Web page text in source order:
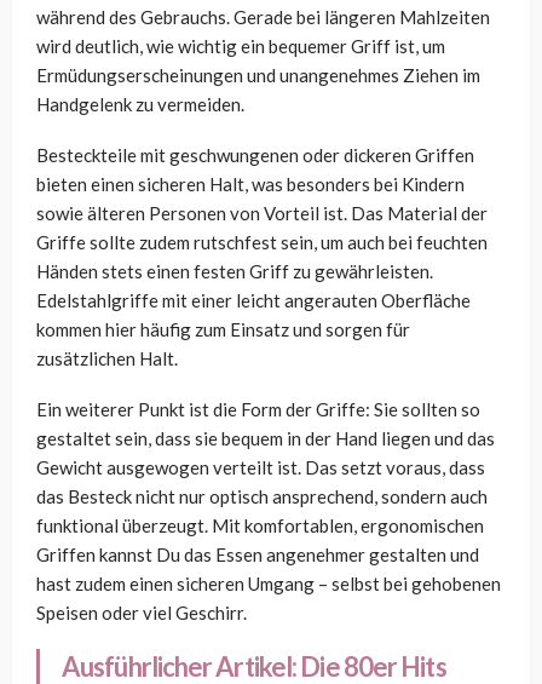
während des Gebrauchs. Gerade bei längeren Mahlzeiten
wird deutlich, wie wichtig ein bequemer Griff ist, um
Ermüdungserscheinungen und unangenehmes Ziehen im
Handgelenk zu vermeiden.
Besteckteile mit geschwungenen oder dickeren Griffen
bieten einen sicheren Halt, was besonders bei Kindern
sowie älteren Personen von Vorteil ist. Das Material der
Griffe sollte zudem rutschfest sein, um auch bei feuchten
Händen stets einen festen Griff zu gewährleisten.
Edelstahlgriffe mit einer leicht angerauten Oberfläche
kommen hier häufig zum Einsatz und sorgen für
zusätzlichen Halt.
Ein weiterer Punkt ist die Form der Griffe: Sie sollten so
gestaltet sein, dass sie bequem in der Hand liegen und das
Gewicht ausgewogen verteilt ist. Das setzt voraus, dass
das Besteck nicht nur optisch ansprechend, sondern auch
funktional überzeugt. Mit komfortablen, ergonomischen
Griffen kannst Du das Essen angenehmer gestalten und
hast zudem einen sicheren Umgang – selbst bei gehobenen
Speisen oder viel Geschirr.
Ausführlicher Artikel:Die 80er Hits